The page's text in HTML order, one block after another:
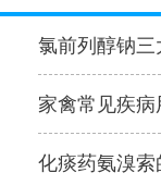
氯前列醇钠
家禽常见疾
化痰药氨溴